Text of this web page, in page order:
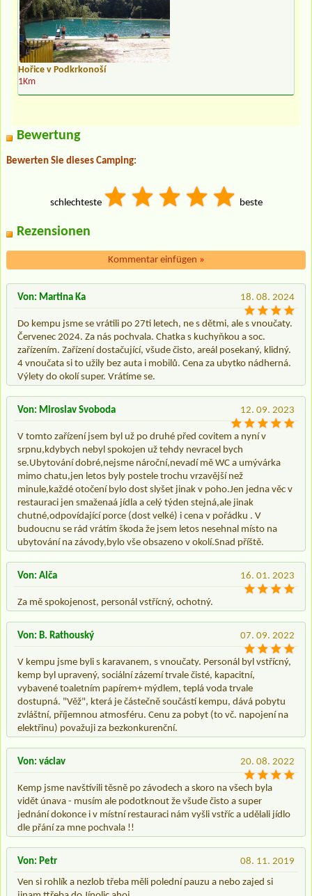
Hořice v Podkrkonoší
1Km
Bewertung
Bewerten Sie dieses Camping:
schlechteste beste
Rezensionen
Kommentar einfügen »
18. 08. 2024
Von: Martina Ka
Do kempu jsme se vrátili po 27ti letech, ne s dětmi, ale s vnoučaty.
Červenec 2024. Za nás pochvala. Chatka s kuchyňkou a soc.
zařízením. Zařízení dostačující, všude čisto, areál posekaný, klidný.
4 vnoučata si to užily bez auta i mobilů. Cena za ubytko nádherná.
Výlety do okolí super. Vrátíme se.
12. 09. 2023
Von: Miroslav Svoboda
V tomto zařízení jsem byl už po druhé před covitem a nyní v
srpnu,kdybych nebyl spokojen už tehdy nevracel bych
se.Ubytování dobré,nejsme nároční,nevadí mě WC a umývárka
mimo chatu,jen letos byly postele trochu vrzavější než
minule,každé otočení bylo dost slyšet jinak v poho.Jen jedna věc v
restauraci jen smaženaá jídla a celý týden stejná,ale jinak
chutné,odpovídající porce (dost velké) i cena v pořádku . V
budoucnu se rád vrátím škoda že jsem letos nesehnal místo na
ubytování na závody,bylo vše obsazeno v okolí.Snad příště.
16. 01. 2023
Von: Alča
Za mě spokojenost, personál vstřícný, ochotný.
07. 09. 2022
Von: B. Rathouský
V kempu jsme byli s karavanem, s vnoučaty. Personál byl vstřícný,
kemp byl upravený, sociální zázemí trvale čisté, kapacitní,
vybavené toaletním papírem+ mýdlem, teplá voda trvale
dostupná. "Věž", která je částečně součástí kempu, dává pobytu
zvláštní, příjemnou atmosféru. Cenu za pobyt (to vč. napojení na
elektřinu) považuji za bezkonkurenční.
20. 08. 2022
Von: václav
Kemp jsme navštívili těsně po závodech a skoro na všech byla
vidět únava - musím ale podotknout že všude čisto a super
jednání dokonce i v místní restauraci nám vyšli vstříc a udělali jídlo
dle přání za mne pochvala !!
08. 11. 2019
Von: Petr
Ven si rohlík a nezlob třeba měli polední pauzu a nebo zajed si